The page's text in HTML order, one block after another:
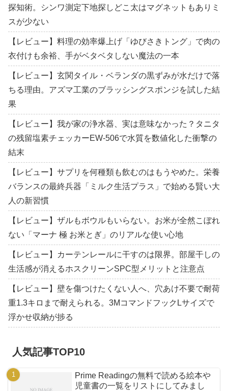
探知術。シンワ測定下地探しどこ太はマグネットもありミ
スが少ない
【レビュー】料理の効率爆上げ「ゆびさきトング」で肉の
衣付けも余裕、手がベタベタしない魔法の一本
【レビュー】玄関タイル・ベランダの黒ずみが水だけで落
ちる理由。アズマ工業のブラッシングスポンジを試した結
果
【レビュー】我が家の浄水器、実は意味なかった？タニタ
の残留塩素チェッカーEW-506で水質を数値化した衝撃の
結末
【レビュー】サプリを何種類も飲むのはもうやめた。栄養
バランスの最終兵器「ミルク生活プラス」で始める賢い大
人の新習慣
【レビュー】ザルもボウルもいらない。お米が全然こぼれ
ない「マーナ 極 お米とぎ」のリアルな使い心地
【レビュー】カーテンレールに干すのは限界。部屋干しの
生活感が消えるホスクリーンSPC型メリットと注意点
【レビュー】壁を傷つけたくない人へ、穴あけ不要で耐荷
重1.3キロまで耐えられる。3MコマンドフックLサイズで
浮かせ収納が捗る
人気記事TOP10
Prime Readingの無料で読める絵本や
児童書の一覧をリストにしてみまし